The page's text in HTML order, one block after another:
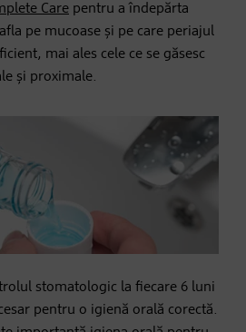
Care pentru a îndepărta
pe mucoase și pe care periajul
mai ales cele ce se găsesc
și proximale.
stomatologic la fiecare 6 luni
pentru o igienă orală corectă.